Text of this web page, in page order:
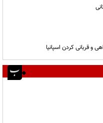
و قربانی کردن اسپانیا